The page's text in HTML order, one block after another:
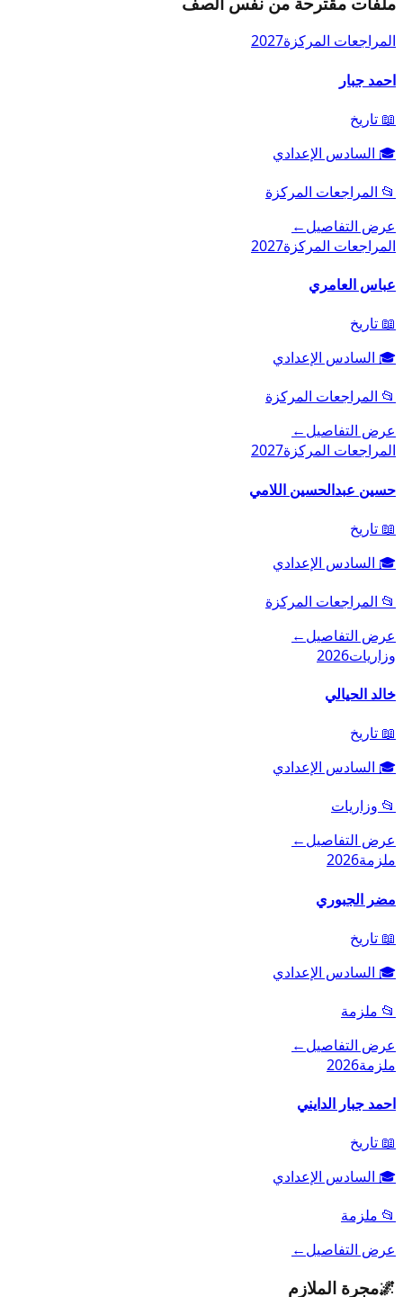
المراجعات المركزة2027
احمد جبار
📖 تاريخ
🎓 السادس الإعدادي
📂 المراجعات المركزة
عرض التفاصيل←
المراجعات المركزة2027
عباس العامري
📖 تاريخ
🎓 السادس الإعدادي
📂 المراجعات المركزة
عرض التفاصيل←
المراجعات المركزة2027
حسين عبدالحسين اللامي
📖 تاريخ
🎓 السادس الإعدادي
📂 المراجعات المركزة
عرض التفاصيل←
وزاريات2026
خالد الحيالي
📖 تاريخ
🎓 السادس الإعدادي
📂 وزاريات
عرض التفاصيل←
ملزمة2026
مضر الجبوري
📖 تاريخ
🎓 السادس الإعدادي
📂 ملزمة
عرض التفاصيل←
ملزمة2026
احمد جبار الدايني
📖 تاريخ
🎓 السادس الإعدادي
📂 ملزمة
عرض التفاصيل←
🌌مجرة الملازم